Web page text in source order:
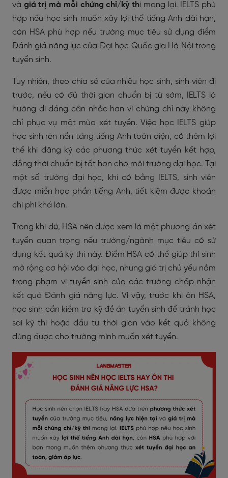
và giá trị mà mỗi chứng chỉ/kỳ thi mang lại. IELTS phù
hợp nếu học sinh muốn xây lợi thế tiếng Anh dài hạn,
còn HSA phù hợp nếu trường mục tiêu sử dụng điểm
Đánh giá năng lực của Đại học Quốc gia Hà Nội trong
tuyển sinh.
Tuy nhiên, theo chia sẻ của nhiều học sinh, sinh viên đi
trước, nếu có đủ thời gian chuẩn bị từ sớm, IELTS là
hướng đi đáng cân nhắc hơn vì chứng chỉ này không
chỉ phục vụ một mùa xét tuyển. Việc học IELTS giúp
học sinh rèn nền tảng tiếng Anh toàn diện, có thêm lợi
thế khi đăng ký các phương thức xét tuyển kết hợp,
đồng thời chuẩn bị tốt hơn cho môi trường đại học. Tại
một số trường đại học, khi có bằng IELTS, sinh viên
được miễn học phần tiếng Anh, tiết kiệm được khoản
chi phí khá lớn.
Trong khi đó, HSA nên được xem là một phương án xét
tuyển quan trọng nếu trường/ngành mục tiêu có sử
dụng kết quả kỳ thi này. Điểm HSA có thể giúp thí sinh
mở rộng cơ hội vào đại học, nhưng giá trị chủ yếu nằm
trong phạm vi tuyển sinh của các trường chấp nhận
kết quả Đánh giá năng lực. Vì vậy, trước khi ôn HSA,
học sinh cần kiểm tra kỹ đề án tuyển sinh để tránh học
sai kỳ thi hoặc đầu tư thời gian vào kết quả không
dùng được cho trường mình muốn xét tuyển.